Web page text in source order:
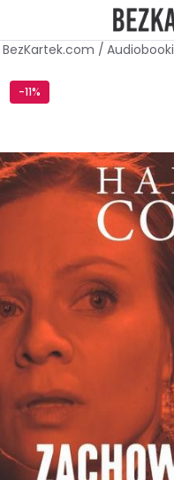
BezKartek.com / Audiobooki
-11%